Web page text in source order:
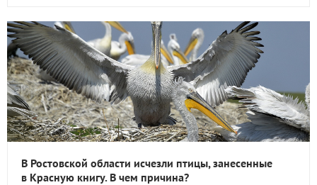
В Ростовской области исчезли птицы, занесенные
в Красную книгу. В чем причина?